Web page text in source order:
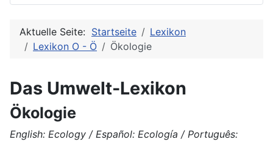
Aktuelle Seite: Startseite
Lexikon
Lexikon O - Ö
Ökologie
Das Umwelt-Lexikon
Ökologie
English: Ecology / Español: Ecología / Português: